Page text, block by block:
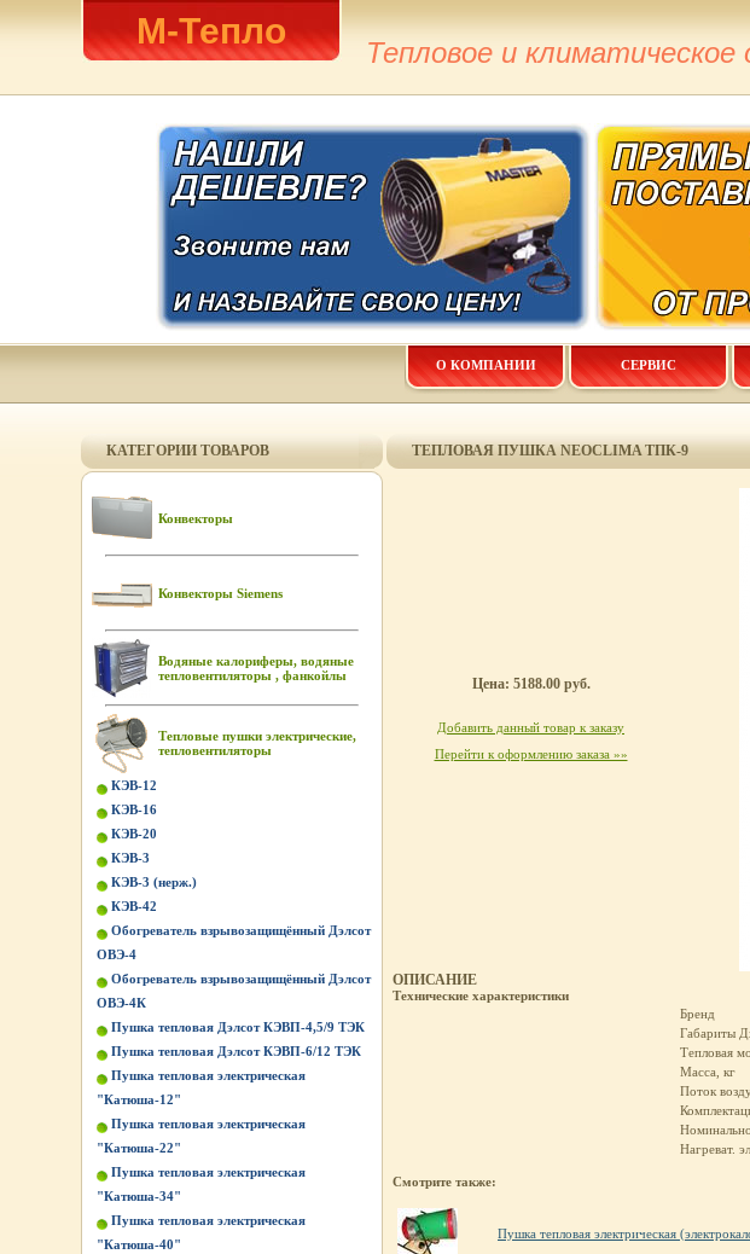
М-Тепло
Тепловое и климатическое
О КОМПАНИИ СЕРВИС
КАТЕГОРИИ ТОВАРОВ
Конвекторы
Конвекторы Siemens
Водяные калориферы, водяные
тепловентиляторы , фанкойлы
Тепловые пушки электрические,
тепловентиляторы
КЭВ-12
КЭВ-16
КЭВ-20
КЭВ-3
КЭВ-3 (нерж.)
КЭВ-42
Обогреватель взрывозащищённый Дэлсот
ОВЭ-4
Обогреватель взрывозащищённый Дэлсот
ОВЭ-4К
Пушка тепловая Дэлсот КЭВП-4,5/9 ТЭК
Пушка тепловая Дэлсот КЭВП-6/12 ТЭК
Пушка тепловая электрическая
"Катюша-12"
Пушка тепловая электрическая
"Катюша-22"
Пушка тепловая электрическая
"Катюша-34"
Пушка тепловая электрическая
"Катюша-40"
ТЕПЛОВАЯ ПУШКА NEOCLIMA ТПК-9
Цена: 5188.00 руб.
Добавить данный товар к заказу
Перейти к оформлению заказа »»
ОПИСАНИЕ
Технические характеристики
Бренд
Габариты
Тепловая
Масса, кг
Поток
Нагреват.
Смотрите также:
Пушка тепловая электрическая